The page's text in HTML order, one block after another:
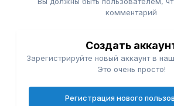
комментарий
Создать
Зарегистрируйте новый аккаунт в
Это очень просто!
Регистрация нового